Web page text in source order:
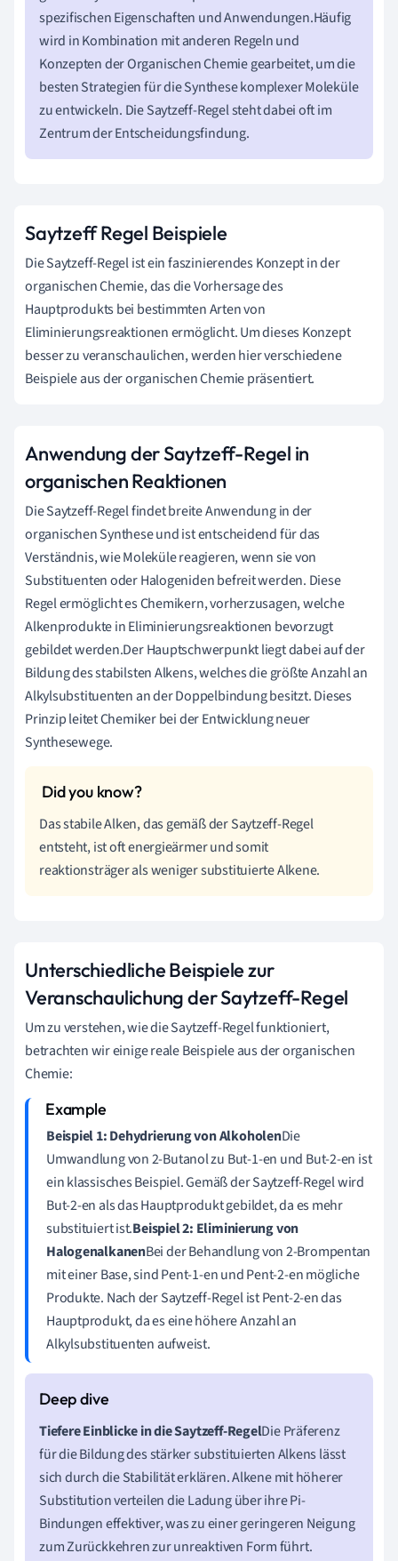
spezifischen Eigenschaften und Anwendungen.Häufig
wird in Kombination mit anderen Regeln und
Konzepten der Organischen Chemie gearbeitet, um die
besten Strategien für die Synthese komplexer Moleküle
zu entwickeln. Die Saytzeff-Regel steht dabei oft im
Zentrum der Entscheidungsfindung.
Saytzeff Regel Beispiele
Die Saytzeff-Regel ist ein faszinierendes Konzept in der
organischen Chemie, das die Vorhersage des
Hauptprodukts bei bestimmten Arten von
Eliminierungsreaktionen ermöglicht. Um dieses Konzept
besser zu veranschaulichen, werden hier verschiedene
Beispiele aus der organischen Chemie präsentiert.
Anwendung der Saytzeff-Regel in
organischen Reaktionen
Die Saytzeff-Regel findet breite Anwendung in der
organischen Synthese und ist entscheidend für das
Verständnis, wie Moleküle reagieren, wenn sie von
Substituenten oder Halogeniden befreit werden. Diese
Regel ermöglicht es Chemikern, vorherzusagen, welche
Alkenprodukte in Eliminierungsreaktionen bevorzugt
gebildet werden.Der Hauptschwerpunkt liegt dabei auf der
Bildung des stabilsten Alkens, welches die größte Anzahl an
Alkylsubstituenten an der Doppelbindung besitzt. Dieses
Prinzip leitet Chemiker bei der Entwicklung neuer
Synthesewege.
Das stabile Alken, das gemäß der Saytzeff-Regel
entsteht, ist oft energieärmer und somit
reaktionsträger als weniger substituierte Alkene.
Unterschiedliche Beispiele zur
Veranschaulichung der Saytzeff-Regel
Um zu verstehen, wie die Saytzeff-Regel funktioniert,
betrachten wir einige reale Beispiele aus der organischen
Chemie:
Beispiel 1: Dehydrierung von AlkoholenDie
Umwandlung von 2-Butanol zu But-1-en und But-2-en ist
ein klassisches Beispiel. Gemäß der Saytzeff-Regel wird
But-2-en als das Hauptprodukt gebildet, da es mehr
substituiert ist.Beispiel 2: Eliminierung von
HalogenalkanenBei der Behandlung von 2-Brompentan
mit einer Base, sind Pent-1-en und Pent-2-en mögliche
Produkte. Nach der Saytzeff-Regel ist Pent-2-en das
Hauptprodukt, da es eine höhere Anzahl an
Alkylsubstituenten aufweist.
Tiefere Einblicke in die Saytzeff-RegelDie Präferenz
für die Bildung des stärker substituierten Alkens lässt
sich durch die Stabilität erklären. Alkene mit höherer
Substitution verteilen die Ladung über ihre Pi-
Bindungen effektiver, was zu einer geringeren Neigung
zum Zurückkehren zur unreaktiven Form führt.